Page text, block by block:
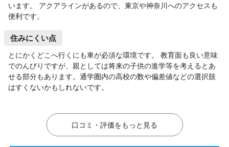
います。 アクアラインがあるので、東京や神奈川へのアクセスも
便利です。
住みにくい点
とにかくどこへ行くにも車が必須な環境です。 教育面も良い意味
でのんびりですが、親としては将来の子供の進学等を考えるとあ
せる部分もあります。通学圏内の高校の数や偏差値などの選択肢
はすくないかもしれないです。
口コミ・評価をもっと見る